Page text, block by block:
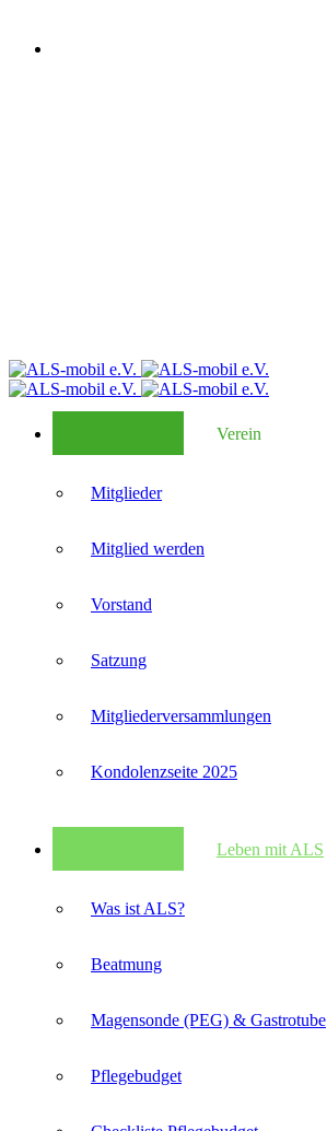
Verein
Mitglieder
Mitglied werden
Vorstand
Satzung
Mitglieder­versammlungen
Kondolenzseite 2025
Leben mit ALS
Was ist ALS?
Beatmung
Magensonde (PEG) & Gastrotube
Pflegebudget